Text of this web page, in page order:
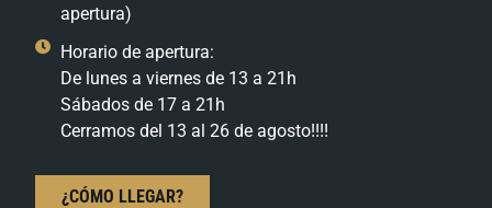
apertura)
Horario de apertura:
De lunes a viernes de 13 a 21h
Sábados de 17 a 21h
Cerramos del 13 al 26 de agosto!!!!
¿CÓMO LLEGAR?